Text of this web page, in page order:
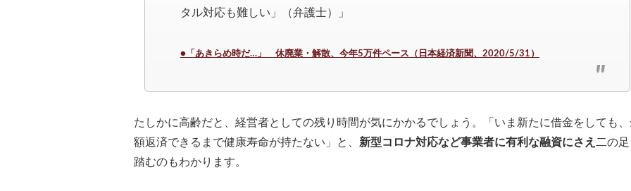
タル対応も難しい」（弁護士）」
●「あきらめ時だ…」 休廃業・解散、今年5万件ペース（日本経済新聞、2020/5/31）
たしかに高齢だと、経営者としての残り時間が気にかかるでしょう。「いま新たに借金をしても
額返済できるまで健康寿命が持たない」と、 新型コロナ対応など事業者に有利な融資にさえ 二の
踏むのもわかります。